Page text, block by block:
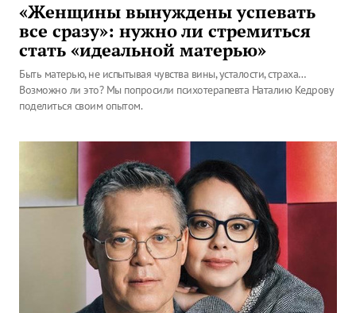
«Женщины вынуждены успевать
все сразу»: нужно ли стремиться
стать «идеальной матерью»
Быть матерью, не испытывая чувства вины, усталости, страха…
Возможно ли это? Мы попросили психотерапевта Наталию Кедрову
поделиться своим опытом.